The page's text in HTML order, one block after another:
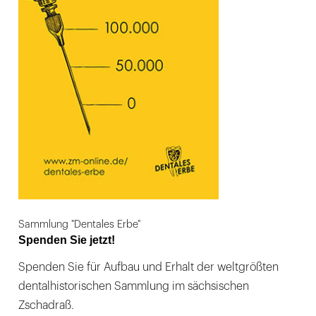
Sammlung "Dentales Erbe"
Spenden Sie jetzt!
Spenden Sie für Aufbau und Erhalt der weltgrößten
dentalhistorischen Sammlung im sächsischen
Zschadraß.